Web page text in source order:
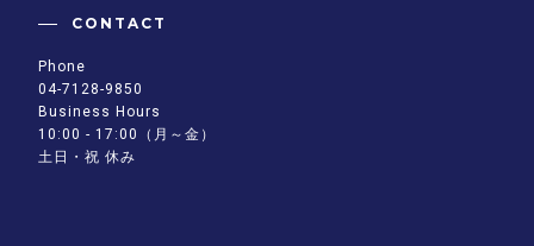
CONTACT
Phone
04-7128-9850
Business Hours
10:00 - 17:00（月～金）
土日・祝 休み